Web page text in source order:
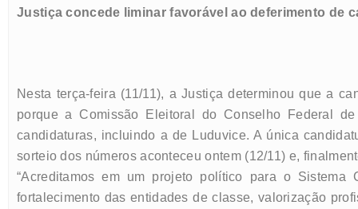
Justiça concede liminar favorável ao deferimento de
Nesta terça-feira (11/11), a Justiça determinou que a
porque a Comissão Eleitoral do Conselho Federal
candidaturas, incluindo a de Luduvice. A única
sorteio dos números aconteceu ontem (12/11) e,
“Acreditamos em um projeto político para o Sistema
fortalecimento das entidades de classe, valorização